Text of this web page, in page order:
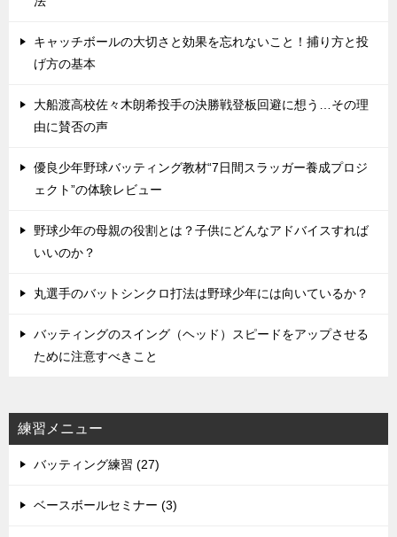
キャッチボールの大切さと効果を忘れないこと！捕り方と投
げ方の基本
大船渡高校佐々木朗希投手の決勝戦登板回避に想う…その理
由に賛否の声
優良少年野球バッティング教材“7日間スラッガー養成プロジ
ェクト”の体験レビュー
野球少年の母親の役割とは？子供にどんなアドバイスすれば
いいのか？
丸選手のバットシンクロ打法は野球少年には向いているか？
バッティングのスイング（ヘッド）スピードをアップさせる
ために注意すべきこと
練習メニュー
バッティング練習 (27)
ベースボールセミナー (3)